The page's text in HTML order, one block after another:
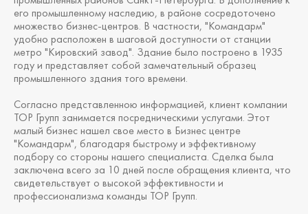
его промышленному наследию, в районе сосредоточено
множество бизнес-центров. В частности, "Командарм"
удобно расположен в шаговой доступности от станции
метро "Кировский завод". Здание было построено в 1935
году и представляет собой замечательный образец
промышленного здания того времени.
Согласно представленною информацией, клиент компании
ТОР Групп занимается посредническими услугами. Этот
малый бизнес нашел свое место в Бизнес центре
"Командарм", благодаря быстрому и эффективному
подбору со стороны нашего специалиста. Сделка была
заключена всего за 10 дней после обращения клиента, что
свидетельствует о высокой эффективности и
профессионализма команды ТОР Групп.